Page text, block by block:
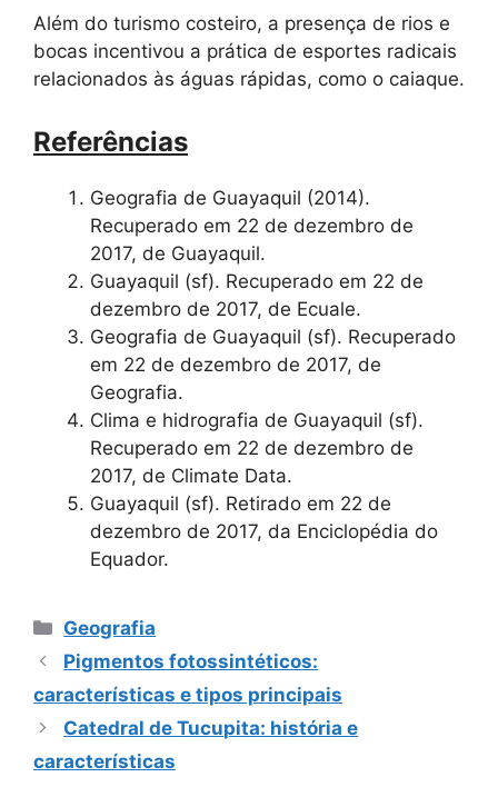
Além do turismo costeiro, a presença de rios e
bocas incentivou a prática de esportes radicais
relacionados às águas rápidas, como o caiaque.
Referências
Geografia de Guayaquil (2014).
Recuperado em 22 de dezembro de
2017, de Guayaquil.
Guayaquil (sf). Recuperado em 22 de
dezembro de 2017, de Ecuale.
Geografia de Guayaquil (sf). Recuperado
em 22 de dezembro de 2017, de
Geografia.
Clima e hidrografia de Guayaquil (sf).
Recuperado em 22 de dezembro de
2017, de Climate Data.
Guayaquil (sf). Retirado em 22 de
dezembro de 2017, da Enciclopédia do
Equador.
Categorias
Geografia
Pigmentos fotossintéticos:
características e tipos principais
Catedral de Tucupita: história e
características